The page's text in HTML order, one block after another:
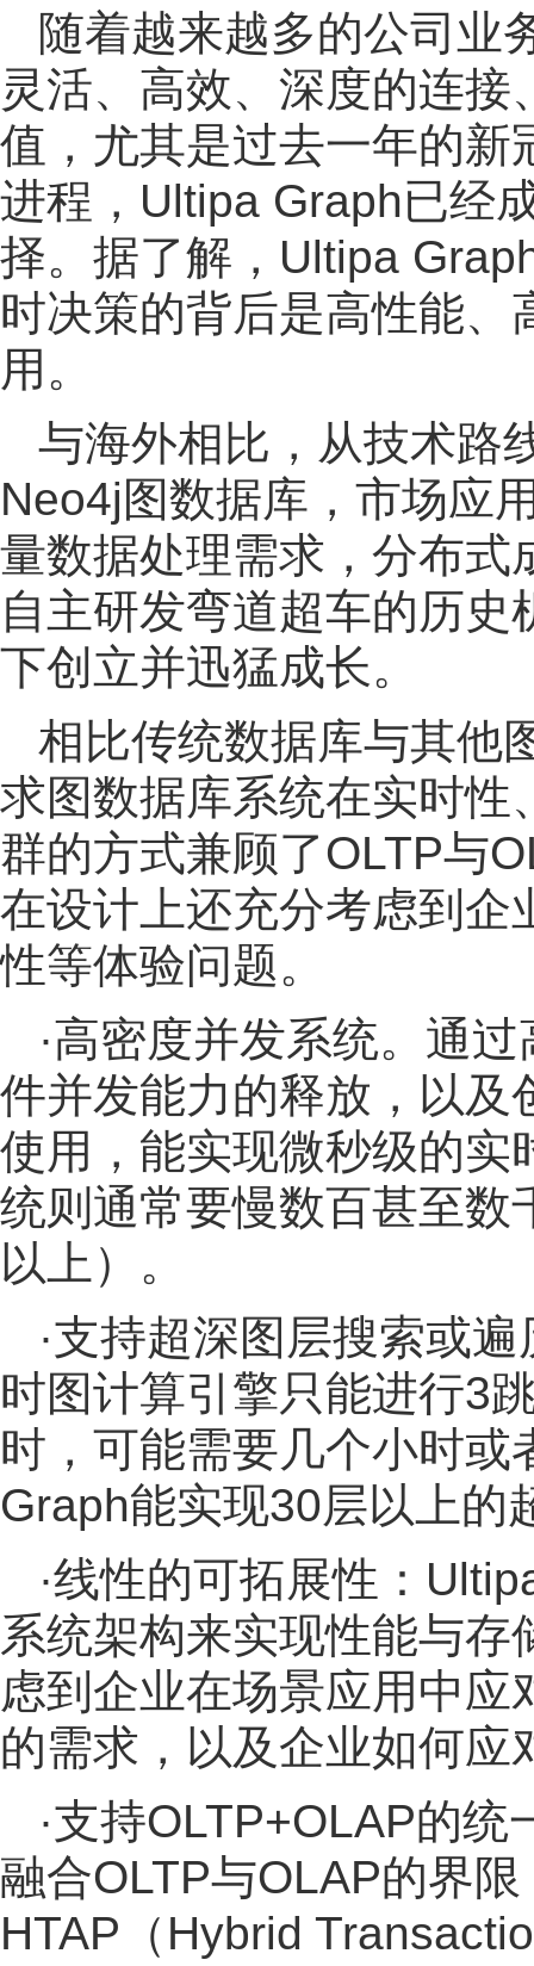
随着越来越多的公司业
灵活、高效、深度的连
值，尤其是过去一年的新
进程，Ultipa Graph已经
择。据了解，Ultipa
时决策的背后是高性能
用。
与海外相比，从技术路
Neo4j图数据库，市场应
量数据处理需求，分布式
自主研发弯道超车的历
下创立并迅猛成长。
相比传统数据库与其他
求图数据库系统在实时性
群的方式兼顾了OLTP与
在设计上还充分考虑到企
性等体验问题。
·高密度并发系统。通
件并发能力的释放，以及
使用，能实现微秒级的实
统则通常要慢数百甚至数
以上）。
·支持超深图层搜索或
时图计算引擎只能进行3
时，可能需要几个小时
Graph能实现30层以上的
·线性的可拓展性：
系统架构来实现性能与
虑到企业在场景应用中
的需求，以及企业如何
·支持OLTP+OLAP的
融合OLTP与OLAP的界
HTAP（Hybrid